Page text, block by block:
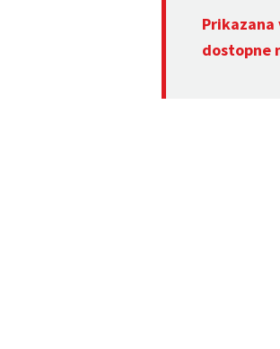
Prikazana
dostopne